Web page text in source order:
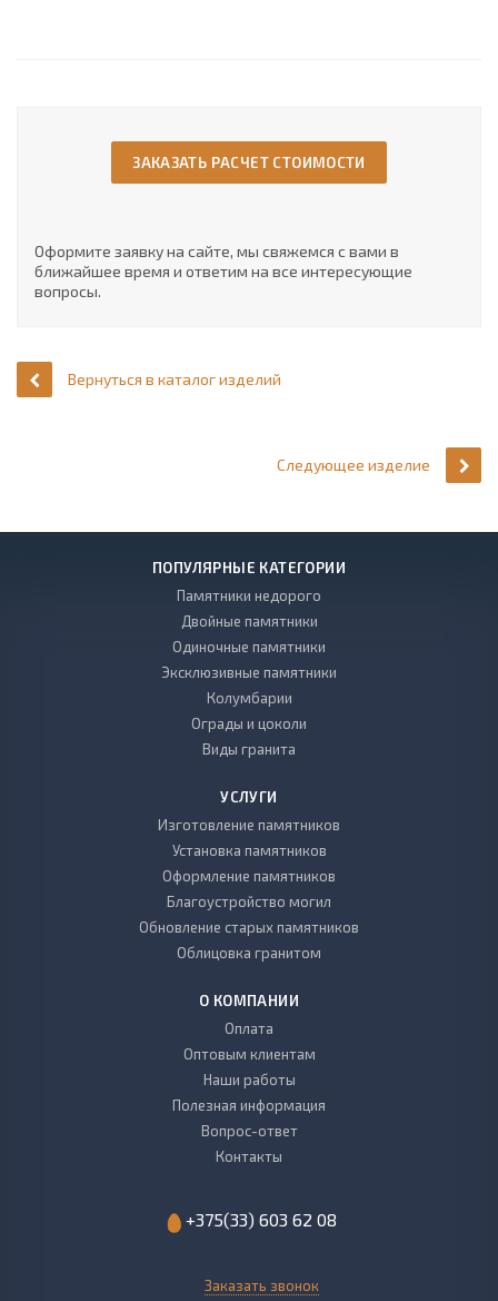
ЗАКАЗАТЬ РАСЧЕТ СТОИМОСТИ
Оформите заявку на сайте, мы свяжемся с вами в
ближайшее время и ответим на все интересующие
вопросы.
Вернуться в каталог изделий
Следующее изделие
ПОПУЛЯРНЫЕ КАТЕГОРИИ
Памятники недорого
Двойные памятники
Одиночные памятники
Эксклюзивные памятники
Колумбарии
Ограды и цоколи
Виды гранита
УСЛУГИ
Изготовление памятников
Установка памятников
Оформление памятников
Благоустройство могил
Обновление старых памятников
Облицовка гранитом
О КОМПАНИИ
Оплата
Оптовым клиентам
Наши работы
Полезная информация
Вопрос-ответ
Контакты
+375(33) 603 62 08
Заказать звонок